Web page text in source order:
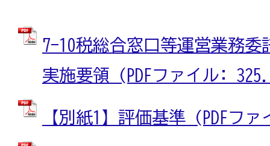
7-10税総合窓口等運営業務委
実施要領 (PDFファイル:
【別紙1】評価基準 (PDFフ